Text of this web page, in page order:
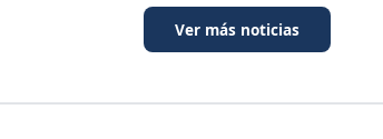
Ver más noticias